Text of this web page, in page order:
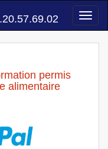
permis
alimentaire